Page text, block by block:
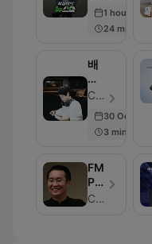
의
뉴
쇼
1 hour ago
24 min
배
미
향
저
녁
케
치
CBS - Episode 1000
30 Oct 2023
3 min
FM
POPS
한CBS